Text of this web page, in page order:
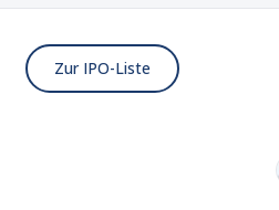
Zur IPO-Liste
Kailera Therapeutics IPO: